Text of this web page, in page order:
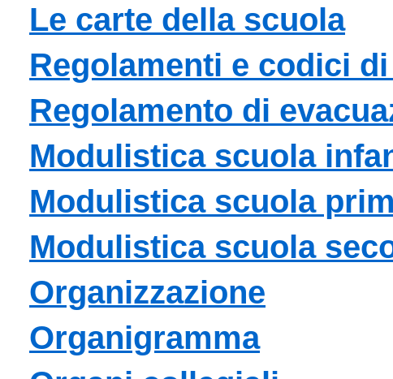
Le carte della scuola
Regolamenti e codici
Regolamento di
Modulistica scuola
Modulistica scuola
Modulistica scuola
Organizzazione
Organigramma